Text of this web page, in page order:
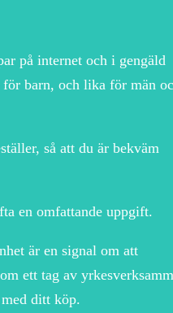
på internet och i gengäld
barn, och lika för män
så att du är bekväm
en omfattande uppgift.
är en signal om att
ett tag av
ditt köp.